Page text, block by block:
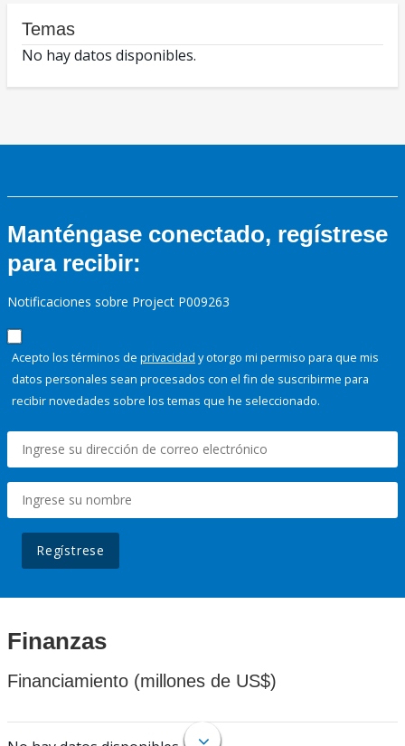
Temas
No hay datos disponibles.
Manténgase conectado, regístrese
para recibir:
Notificaciones sobre Project P009263
Acepto los términos de privacidad y otorgo mi permiso para que mis
datos personales sean procesados con el fin de suscribirme para
recibir novedades sobre los temas que he seleccionado.
Regístrese
Finanzas
Financiamiento (millones de US$)